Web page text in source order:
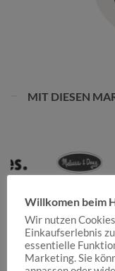
MIT DIESEN
Willkomen beim
Wir nutzen
Einkaufserlebnis
essentielle
Marketing. Sie